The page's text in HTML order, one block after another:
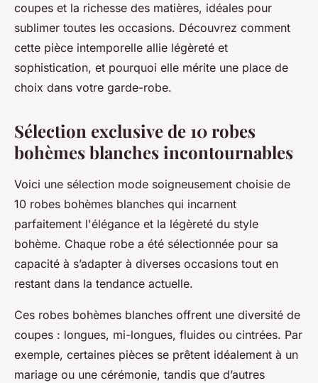
coupes et la richesse des matières, idéales pour
sublimer toutes les occasions. Découvrez comment
cette pièce intemporelle allie légèreté et
sophistication, et pourquoi elle mérite une place de
choix dans votre garde-robe.
Sélection exclusive de 10 robes
bohèmes blanches incontournables
Voici une sélection mode soigneusement choisie de
10 robes bohèmes blanches qui incarnent
parfaitement l'élégance et la légèreté du style
bohème. Chaque robe a été sélectionnée pour sa
capacité à s’adapter à diverses occasions tout en
restant dans la tendance actuelle.
Ces robes bohèmes blanches offrent une diversité de
coupes : longues, mi-longues, fluides ou cintrées. Par
exemple, certaines pièces se prêtent idéalement à un
mariage ou une cérémonie, tandis que d’autres